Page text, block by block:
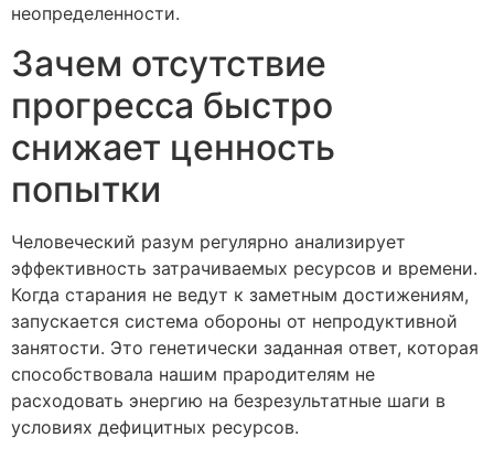
неопределенности.
Зачем отсутствие
прогресса быстро
снижает ценность
попытки
Человеческий разум регулярно анализирует
эффективность затрачиваемых ресурсов и времени.
Когда старания не ведут к заметным достижениям,
запускается система обороны от непродуктивной
занятости. Это генетически заданная ответ, которая
способствовала нашим прародителям не
расходовать энергию на безрезультатные шаги в
условиях дефицитных ресурсов.